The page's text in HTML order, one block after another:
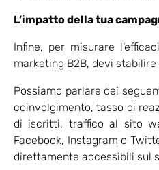
L’impatto della tua
Infine, per misurare
marketing B2B, devi stabilire
Possiamo parlare dei
coinvolgimento, tasso di
di iscritti, traffico al sito
Facebook, Instagram o
direttamente accessibili sul